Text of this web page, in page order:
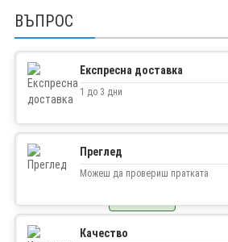
0.92€ (1.80 лв.)
ВЪПРОС
Експресна доставка
1 до 3 дни
Преглед
Можеш да провериш пратката
Качество